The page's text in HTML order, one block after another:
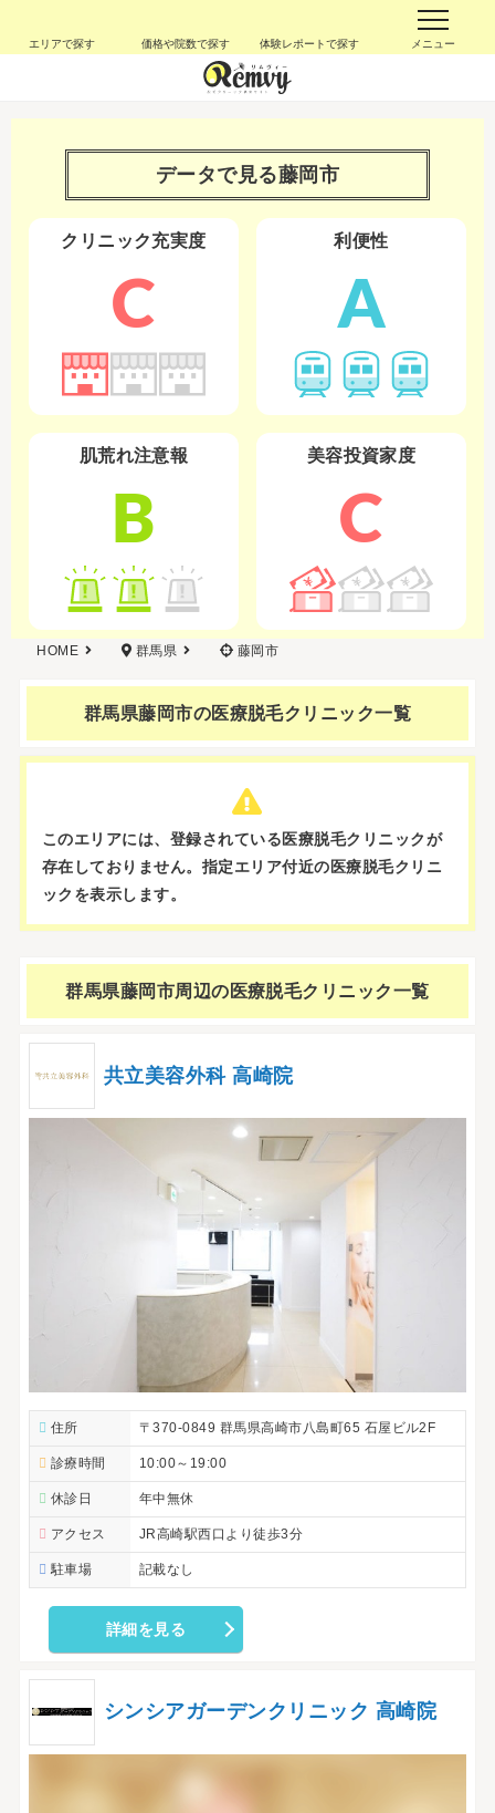
エリアで探す 価格や院数で探す 体験レポートで探す メニュー
データで見る藤岡市
クリニック充実度
C
利便性
A
肌荒れ注意報
B
美容投資家度
C
HOME 群馬県 藤岡市
群馬県藤岡市の医療脱毛クリニック一覧
このエリアには、登録されている医療脱毛クリニックが
存在しておりません。 指定エリア付近の医療脱毛クリニ
ックを表示します。
群馬県藤岡市周辺の 医療脱毛クリニック一覧
共立美容外科 高崎院
住所 〒370-0849 群馬県高崎市八島町65 石屋ビル2F
診療時間 10:00～19:00
休診日 年中無休
アクセス JR高崎駅西口より徒歩3分
駐車場 記載なし
詳細を見る
シンシアガーデンクリニック 高崎院